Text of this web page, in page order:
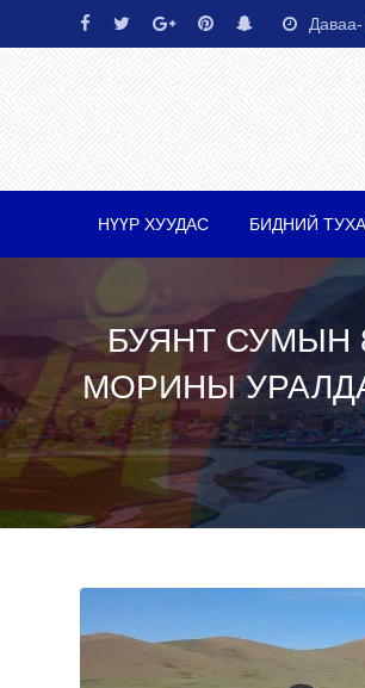
to
НҮҮР ХУУДАС БИДНИЙ
БУЯНТ СУМЫН
МОРИНЫ